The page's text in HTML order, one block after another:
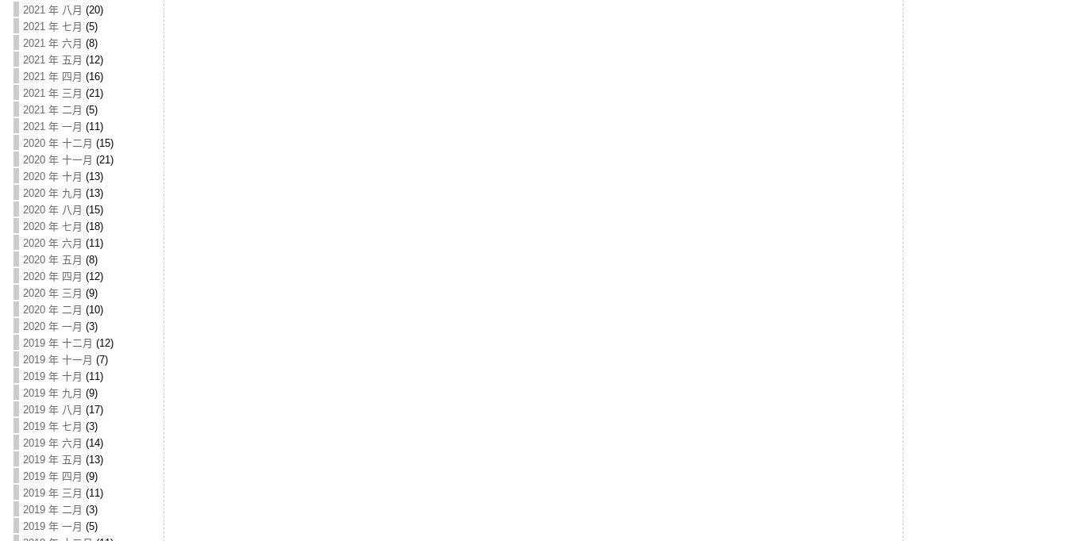
2021 年 八月 (20)
2021 年 七月 (5)
2021 年 六月 (8)
2021 年 五月 (12)
2021 年 四月 (16)
2021 年 三月 (21)
2021 年 二月 (5)
2021 年 一月 (11)
2020 年 十二月 (15)
2020 年 十一月 (21)
2020 年 十月 (13)
2020 年 九月 (13)
2020 年 八月 (15)
2020 年 七月 (18)
2020 年 六月 (11)
2020 年 五月 (8)
2020 年 四月 (12)
2020 年 三月 (9)
2020 年 二月 (10)
2020 年 一月 (3)
2019 年 十二月 (12)
2019 年 十一月 (7)
2019 年 十月 (11)
2019 年 九月 (9)
2019 年 八月 (17)
2019 年 七月 (3)
2019 年 六月 (14)
2019 年 五月 (13)
2019 年 四月 (9)
2019 年 三月 (11)
2019 年 二月 (3)
2019 年 一月 (5)